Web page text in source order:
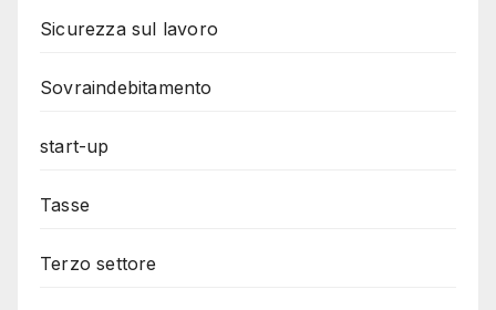
Sicurezza sul lavoro
Sovraindebitamento
start-up
Tasse
Terzo settore